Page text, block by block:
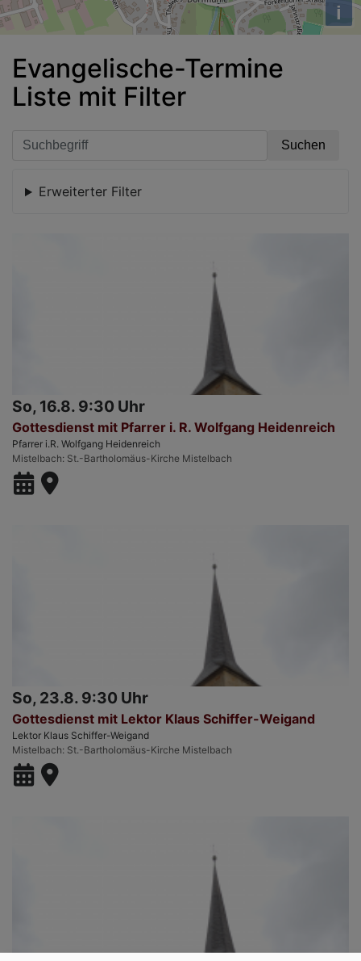
i
Evangelische-Termine
Liste mit Filter
Erweiterter Filter
So, 16.8. 9:30 Uhr
Gottesdienst mit Pfarrer i. R. Wolfgang Heidenreich
Pfarrer i.R. Wolfgang Heidenreich
Mistelbach St.-Bartholomäus-Kirche Mistelbach
So, 23.8. 9:30 Uhr
Gottesdienst mit Lektor Klaus Schiffer-Weigand
Lektor Klaus Schiffer-Weigand
Mistelbach St.-Bartholomäus-Kirche Mistelbach